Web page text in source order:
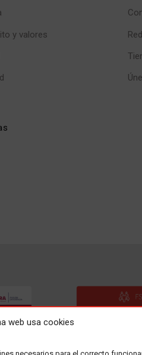
web usa cookies
y valores